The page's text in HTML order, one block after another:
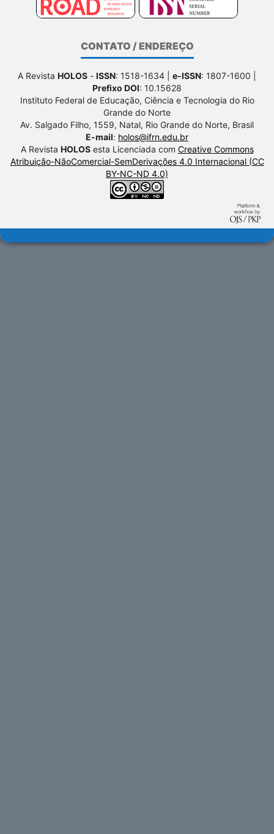
CONTATO / ENDEREÇO
A Revista HOLOS - ISSN: 1518-1634 | e-ISSN: 1807-1600 |
Prefixo DOI: 10.15628
Instituto Federal de Educação, Ciência e Tecnologia do Rio
Grande do Norte
Av. Salgado Filho, 1559, Natal, Rio Grande do Norte, Brasil
E-mail: holos@ifrn.edu.br
A Revista HOLOSesta Licenciada com Creative Commons
Atribuição-NãoComercial-SemDerivações 4.0 Internacional (CC
BY-NC-ND 4.0)